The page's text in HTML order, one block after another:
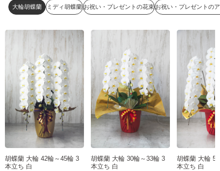
大輪胡蝶蘭 ミディ胡蝶蘭 お祝い・プレゼントの花束お祝い・プレゼントの
胡蝶蘭 大輪 42輪～45輪 3
本立ち 白
胡蝶蘭 大輪 30輪～33輪 3
本立ち 白
胡蝶蘭 大輪
本立ち 白